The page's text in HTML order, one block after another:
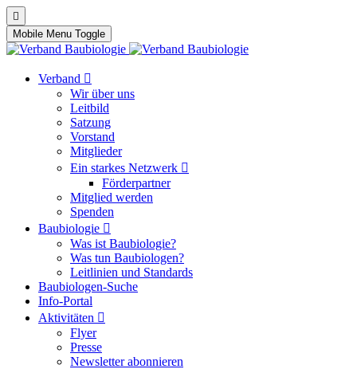
Mobile Menu Toggle
Verband
Wir über uns
Leitbild
Satzung
Vorstand
Mitglieder
Ein starkes Netzwerk
Förderpartner
Mitglied werden
Spenden
Baubiologie
Was ist Baubiologie?
Was tun Baubiologen?
Leitlinien und Standards
Baubiologen-Suche
Info-Portal
Aktivitäten
Flyer
Presse
Newsletter abonnieren